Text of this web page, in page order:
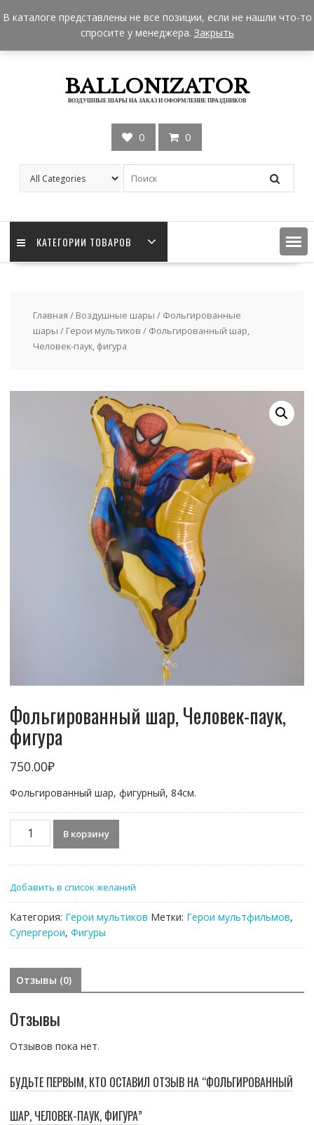
to
+7 962 957-18-50
zakaz@ballonizator.ru
Мы в Москве
Часы работы: 9:00 - 22:00
BALLONIZATOR
ВОЗДУШНЫЕ ШАРЫ НА ЗАКАЗ И ОФОРМЛЕНИЕ ПРАЗДНИКОВ
0 0
КАТЕГОРИИ ТОВАРОВ
Главная / Воздушные шары / Фольгированные
шары / Герои мультиков / Фольгированный шар,
Человек-паук, фигура
Фольгированный шар, Человек-паук,
фигура
750.00₽
Фольгированный шар, фигурный, 84см.
Количество
товара
Человек-
паук,
фигура
В корзину
Добавить в список желаний
Категория: Герои мультиков Метки: Герои мультфильмов,
Супергерои, Фигуры
Отзывы (0)
Отзывы
Отзывов пока нет.
БУДЬТЕ ПЕРВЫМ, КТО ОСТАВИЛ ОТЗЫВ НА “ФОЛЬГИРОВАННЫЙ
ШАР, ЧЕЛОВЕК-ПАУК, ФИГУРА”
В каталоге представлены не все позиции, если не нашли что-то
спросите у менеджера. Закрыть